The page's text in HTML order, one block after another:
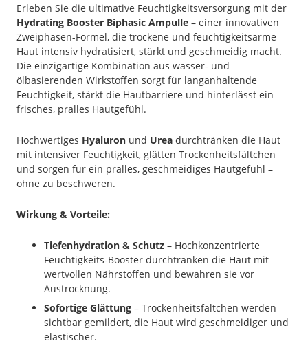
Erleben Sie die ultimative Feuchtigkeitsversorgung mit der
Hydrating Booster Biphasic Ampulle – einer innovativen
Zweiphasen-Formel, die trockene und feuchtigkeitsarme
Haut intensiv hydratisiert, stärkt und geschmeidig macht.
Die einzigartige Kombination aus wasser- und
ölbasierenden Wirkstoffen sorgt für langanhaltende
Feuchtigkeit, stärkt die Hautbarriere und hinterlässt ein
frisches, pralles Hautgefühl.
Hochwertiges Hyaluron und Urea durchtränken die Haut
mit intensiver Feuchtigkeit, glätten Trockenheitsfältchen
und sorgen für ein pralles, geschmeidiges Hautgefühl –
ohne zu beschweren.
Wirkung & Vorteile:
Tiefenhydration & Schutz – Hochkonzentrierte
Feuchtigkeits-Booster durchtränken die Haut mit
wertvollen Nährstoffen und bewahren sie vor
Austrocknung.
Sofortige Glättung – Trockenheitsfältchen werden
sichtbar gemildert, die Haut wird geschmeidiger und
elastischer.